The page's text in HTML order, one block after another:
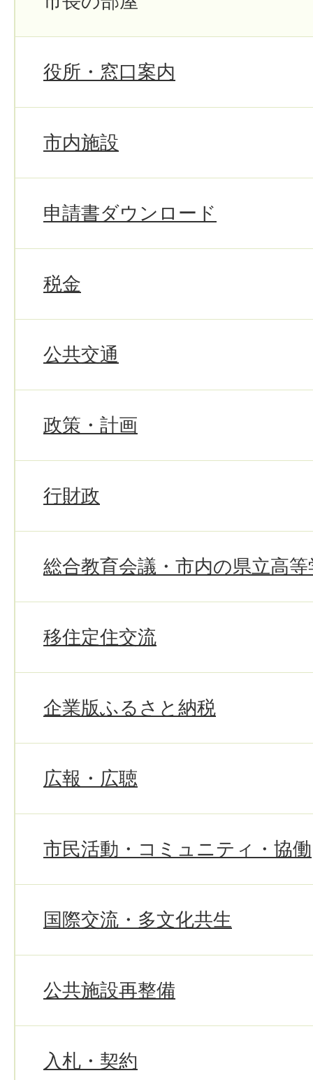
役所・窓口案内
市内施設
申請書ダウンロード
税金
公共交通
政策・計画
行財政
総合教育会議・市内の県立高
移住定住交流
企業版ふるさと納税
広報・広聴
市民活動・コミュニティ・協働
国際交流・多文化共生
公共施設再整備
入札・契約